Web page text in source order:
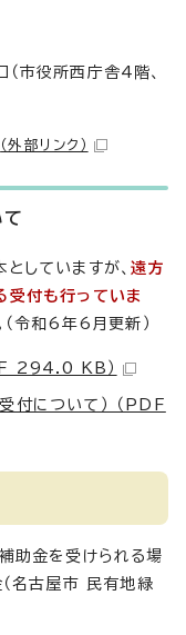
市役所西庁舎4階、
（外部リンク）
していますが、遠方
受付も行っていま
令和6年6月更新）
294.0 KB）
付について） （PDF
助金を受けられる場
（名古屋市 民有地緑